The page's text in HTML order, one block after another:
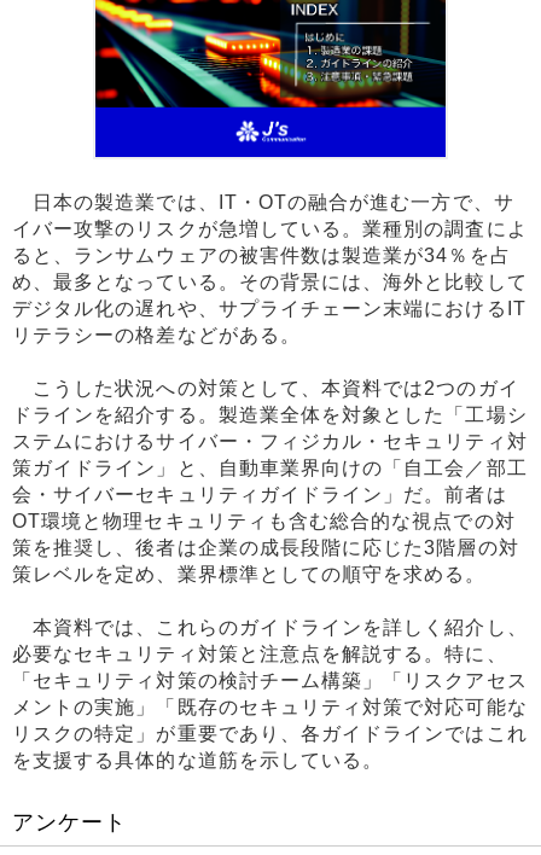
日本の製造業では、IT・OTの融合が進む一方で、サ
イバー攻撃のリスクが急増している。業種別の調査によ
ると、ランサムウェアの被害件数は製造業が34％を占
め、最多となっている。その背景には、海外と比較して
デジタル化の遅れや、サプライチェーン末端におけるIT
リテラシーの格差などがある。
こうした状況への対策として、本資料では2つのガイ
ドラインを紹介する。製造業全体を対象とした「工場シ
ステムにおけるサイバー・フィジカル・セキュリティ対
策ガイドライン」と、自動車業界向けの「自工会／部工
会・サイバーセキュリティガイドライン」だ。前者は
OT環境と物理セキュリティも含む総合的な視点での対
策を推奨し、後者は企業の成長段階に応じた3階層の対
策レベルを定め、業界標準としての順守を求める。
本資料では、これらのガイドラインを詳しく紹介し、
必要なセキュリティ対策と注意点を解説する。特に、
「セキュリティ対策の検討チーム構築」「リスクアセス
メントの実施」「既存のセキュリティ対策で対応可能な
リスクの特定」が重要であり、各ガイドラインではこれ
を支援する具体的な道筋を示している。
アンケート